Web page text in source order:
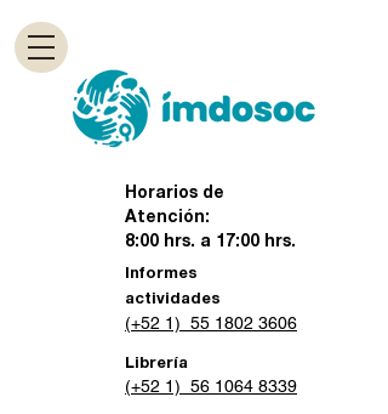
Horarios de
Atención:
8:00 hrs. a 17:00 hrs.
Informes
actividades
(+52 1) 55 1802 3606
Librería
(+52 1) 56 1064 8339